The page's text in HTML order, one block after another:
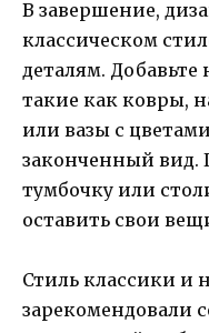
В завершение,
классическом
деталям.
такие как ковры,
или вазы с
законченный вид.
тумбочку или
оставить свои
Стиль классики и
зарекомендовали